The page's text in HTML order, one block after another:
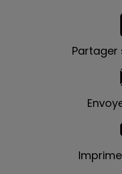
Partager